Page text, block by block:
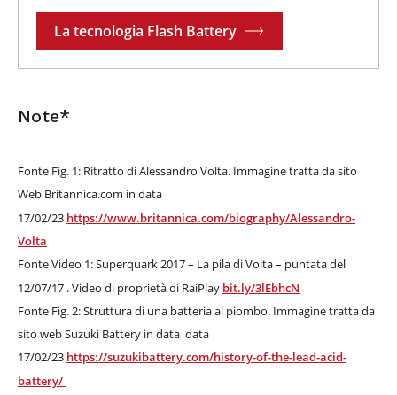
La tecnologia Flash Battery
Note*
Fonte Fig. 1: Ritratto di Alessandro Volta. Immagine tratta da sito
Web Britannica.com in data
17/02/23 https://www.britannica.com/biography/Alessandro-
Volta
Fonte Video 1: Superquark 2017 – La pila di Volta – puntata del
12/07/17 . Video di proprietà di RaiPlay bit.ly/3lEbhcN
Fonte Fig. 2: Struttura di una batteria al piombo. Immagine tratta da
sito web Suzuki Battery in data data
17/02/23 https://suzukibattery.com/history-of-the-lead-acid-
battery/